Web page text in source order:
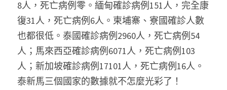
8人，死亡病例零。緬甸確診病例151人，完全康
復31人，死亡病例6人。柬埔寨、寮國確診人數
也都很低。泰國確診病例2960人，死亡病例54
人；馬來西亞確診病例6071人，死亡病例103
人；新加坡確診病例17101人，死亡病例16人。
泰新馬三個國家的數據就不怎麼光彩了！